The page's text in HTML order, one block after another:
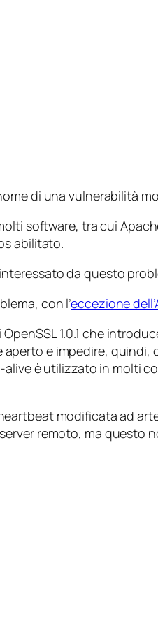
di una vulnerabilità
software, tra cui
abilitato.
da questo
con l’eccezione
1.0.1 che
e impedire,
alive è utilizzato in
modificata ad
remoto, ma questo